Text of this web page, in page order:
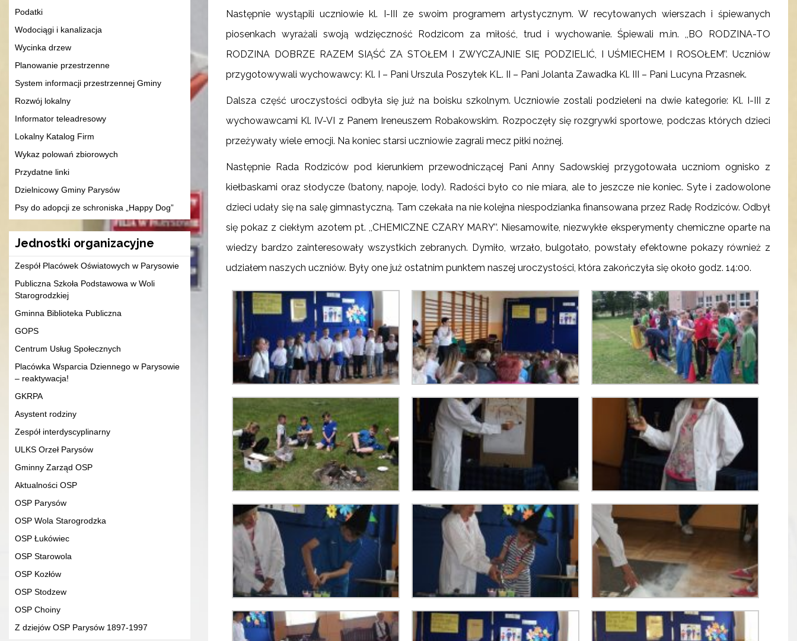
Podatki
Wodociągi i kanalizacja
Wycinka drzew
Planowanie przestrzenne
System informacji przestrzennej Gminy
Rozwój lokalny
Informator teleadresowy
Lokalny Katalog Firm
Wykaz polowań zbiorowych
Przydatne linki
Dzielnicowy Gminy Parysów
Psy do adopcji ze schroniska „Happy Dog”
Jednostki organizacyjne
Zespół Placówek Oświatowych w Parysowie
Publiczna Szkoła Podstawowa w Woli
Starogrodzkiej
Gminna Biblioteka Publiczna
GOPS
Centrum Usług Społecznych
Placówka Wsparcia Dziennego w Parysowie
– reaktywacja!
GKRPA
Asystent rodziny
Zespół interdyscyplinarny
ULKS Orzeł Parysów
Gminny Zarząd OSP
Aktualności OSP
OSP Parysów
OSP Wola Starogrodzka
OSP Łukówiec
OSP Starowola
OSP Kozłów
OSP Stodzew
OSP Choiny
Z dziejów OSP Parysów 1897-1997
Następnie wystąpili uczniowie kl. I-III ze swoim programem artystycznym. W recytowanych wierszach i śpiewanych
piosenkach wyrażali swoją wdzięczność Rodzicom za miłość, trud i wychowanie. Śpiewali m.in. ,,BO RODZINA-TO
RODZINA DOBRZE RAZEM SIĄŚĆ ZA STOŁEM I ZWYCZAJNIE SIĘ PODZIELIĆ, I UŚMIECHEM I ROSOŁEM’’. Uczniów
przygotowywali wychowawcy: Kl. I – Pani Urszula Poszytek KL. II – Pani Jolanta Zawadka Kl. III – Pani Lucyna Przasnek.
Dalsza część uroczystości odbyła się już na boisku szkolnym. Uczniowie zostali podzieleni na dwie kategorie: Kl. I-III z
wychowawcami Kl. IV-VI z Panem Ireneuszem Robakowskim. Rozpoczęły się rozgrywki sportowe, podczas których dzieci
przeżywały wiele emocji. Na koniec starsi uczniowie zagrali mecz piłki nożnej.
Następnie Rada Rodziców pod kierunkiem przewodniczącej Pani Anny Sadowskiej przygotowała uczniom ognisko z
kiełbaskami oraz słodycze (batony, napoje, lody). Radości było co nie miara, ale to jeszcze nie koniec. Syte i zadowolone
dzieci udały się na salę gimnastyczną. Tam czekała na nie kolejna niespodzianka finansowana przez Radę Rodziców. Odbył
się pokaz z ciekłym azotem pt. ,,CHEMICZNE CZARY MARY’’. Niesamowite, niezwykłe eksperymenty chemiczne oparte na
wiedzy bardzo zainteresowały wszystkich zebranych. Dymiło, wrzało, bulgotało, powstały efektowne pokazy również z
udziałem naszych uczniów. Były one już ostatnim punktem naszej uroczystości, która zakończyła się około godz. 14:00.